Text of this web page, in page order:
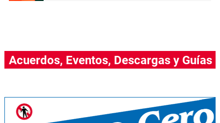
Acuerdos, Eventos, Descargas y Guías